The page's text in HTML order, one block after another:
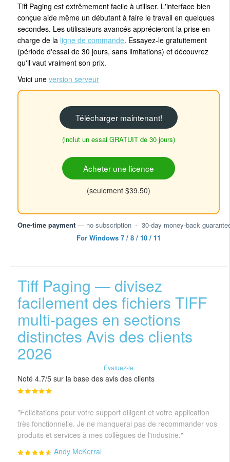
Tiff Paging est extrêmement facile à utiliser. L'interface bien
conçue aide même un débutant à faire le travail en quelques
secondes. Les utilisateurs avancés apprécieront la prise en
charge de la ligne de commande. Essayez-le gratuitement
(période d'essai de 30 jours, sans limitations) et découvrez
qu'il vaut vraiment son prix.
Voici uneversion serveur
Télécharger maintenant!
(inclut un essai GRATUIT de 30 jours)
Acheter une licence
(seulement $39.50)
One-time payment — no subscription • 30-day money-back
For Windows 7 / 8 / 10 / 11
Tiff Paging — divisez
facilement des fichiers TIFF
multi-pages en sections
distinctes Avis des clients
2026
Évaluez-le
Noté 4.7/5 sur la base des avis des clients
"Félicitations pour votre support diligent et votre application
très fonctionnelle. Je ne manquerai pas de recommander vos
produits et services à mes collègues de l'industrie."
Andy McKerral